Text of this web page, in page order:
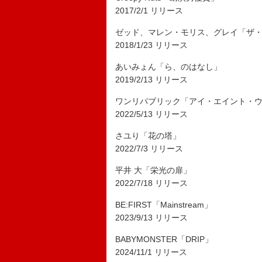
2017/2/1 リリース
ゼッド、マレン・モリス、グレイ「ザ・
2018/1/23 リリース
あいみょん「ら、のはなし」
2019/2/13 リリース
ワンリパブリック「アイ・エイント・ウ
2022/5/13 リリース
さユり「花の塔」
2022/7/3 リリース
平井 大「栄光の扉」
2022/7/18 リリース
BE:FIRST「Mainstream」
2023/9/13 リリース
BABYMONSTER「DRIP」
2024/11/1 リリース